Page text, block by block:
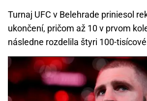
Turnaj UFC v Belehrade priniesol
ukončení, pričom až 10 v prvom
následne rozdelila štyri 100-